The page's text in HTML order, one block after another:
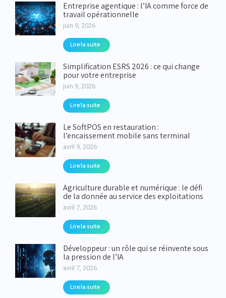
Entreprise agentique : l’IA comme force de
travail opérationnelle
juin 9, 2026
Lire la suite
Simplification ESRS 2026 : ce qui change
pour votre entreprise
juin 9, 2026
Lire la suite
Le SoftPOS en restauration :
l’encaissement mobile sans terminal
avril 9, 2026
Lire la suite
Agriculture durable et numérique : le défi
de la donnée au service des exploitations
avril 7, 2026
Lire la suite
Développeur : un rôle qui se réinvente sous
la pression de l’IA
avril 7, 2026
Lire la suite